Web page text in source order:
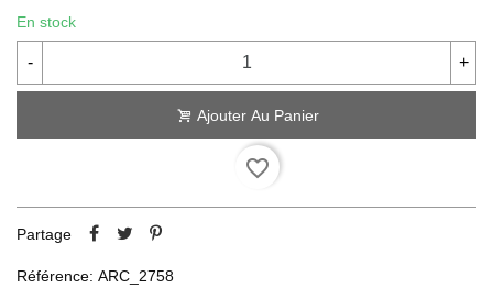
En stock
- +
Ajouter Au Panier
favorite_border
Partage
Référence: ARC_2758